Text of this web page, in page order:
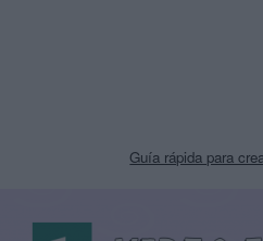
Guía rápida para